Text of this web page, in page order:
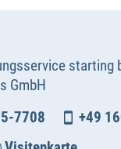
starting
GmbH
7708
+49